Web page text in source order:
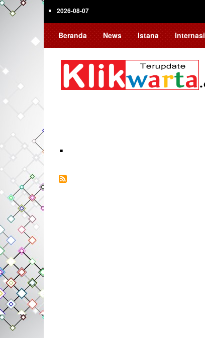
Skip
2026-08-07
Beranda News Istana
.